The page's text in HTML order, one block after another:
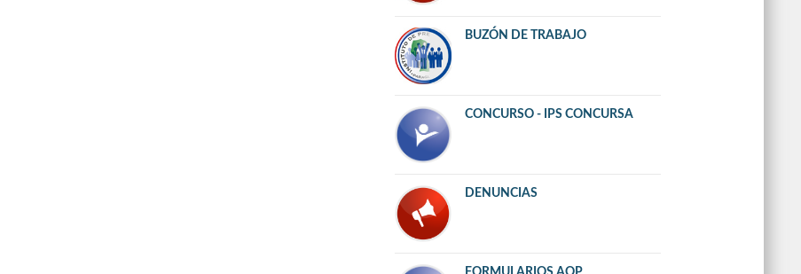
BUZÓN DE TRABAJO
CONCURSO - IPS CONCURSA
DENUNCIAS